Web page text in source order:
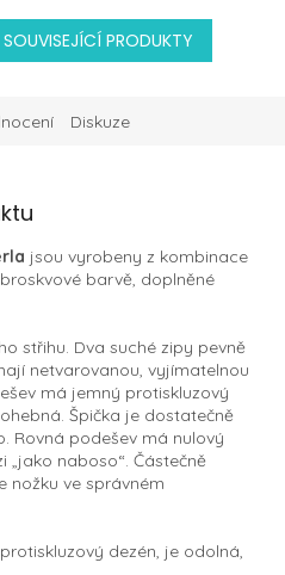
PRODUKTY
Diskuze
jsou vyrobeny z kombinace
barvě, doplněné
střihu. Dva suché zipy pevně
netvarovanou, vyjímatelnou
má jemný protiskluzový
Špička je dostatečně
Rovná podešev má nulový
naboso“. Částečně
nožku ve správném
dezén, je odolná,